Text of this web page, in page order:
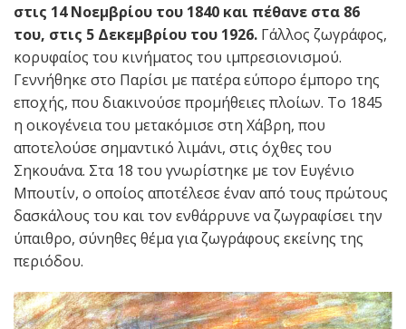
στις 14 Νοεμβρίου του 1840 και πέθανε στα 86
του, στις 5 Δεκεμβρίου του 1926. Γάλλος ζωγράφος,
κορυφαίος του κινήματος του ιμπρεσιονισμού.
Γεννήθηκε στο Παρίσι με πατέρα εύπορο έμπορο της
εποχής, που διακινούσε προμήθειες πλοίων. Το 1845
η οικογένεια του μετακόμισε στη Χάβρη, που
αποτελούσε σημαντικό λιμάνι, στις όχθες του
Σηκουάνα. Στα 18 του γνωρίστηκε με τον Ευγένιο
Μπουτίν, ο οποίος αποτέλεσε έναν από τους πρώτους
δασκάλους του και τον ενθάρρυνε να ζωγραφίσει την
ύπαιθρο, σύνηθες θέμα για ζωγράφους εκείνης της
περιόδου.